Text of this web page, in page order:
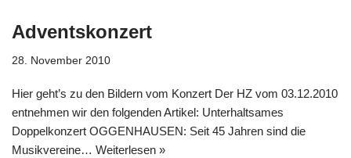
Adventskonzert
28. November 2010
Hier geht’s zu den Bildern vom Konzert Der HZ vom 03.12.2010
entnehmen wir den folgenden Artikel: Unterhaltsames
Doppelkonzert OGGENHAUSEN: Seit 45 Jahren sind die
Musikvereine… Weiterlesen »